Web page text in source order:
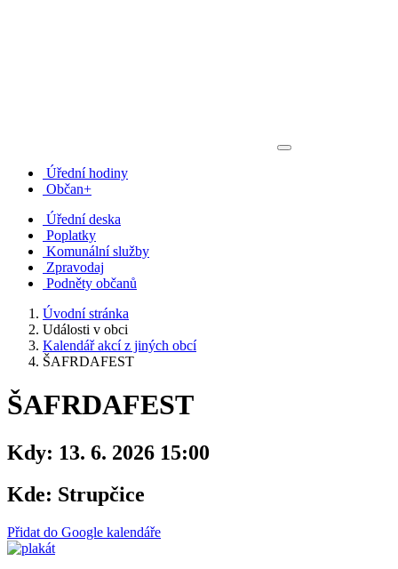
Úřední hodiny
Občan+
Úřední deska
Poplatky
Komunální služby
Zpravodaj
Podněty občanů
Úvodní stránka
Události v obci
Kalendář akcí z jiných obcí
ŠAFRDAFEST
ŠAFRDAFEST
Kdy: 13. 6. 2026 15:00
Kde: Strupčice
Přidat do Google kalendáře